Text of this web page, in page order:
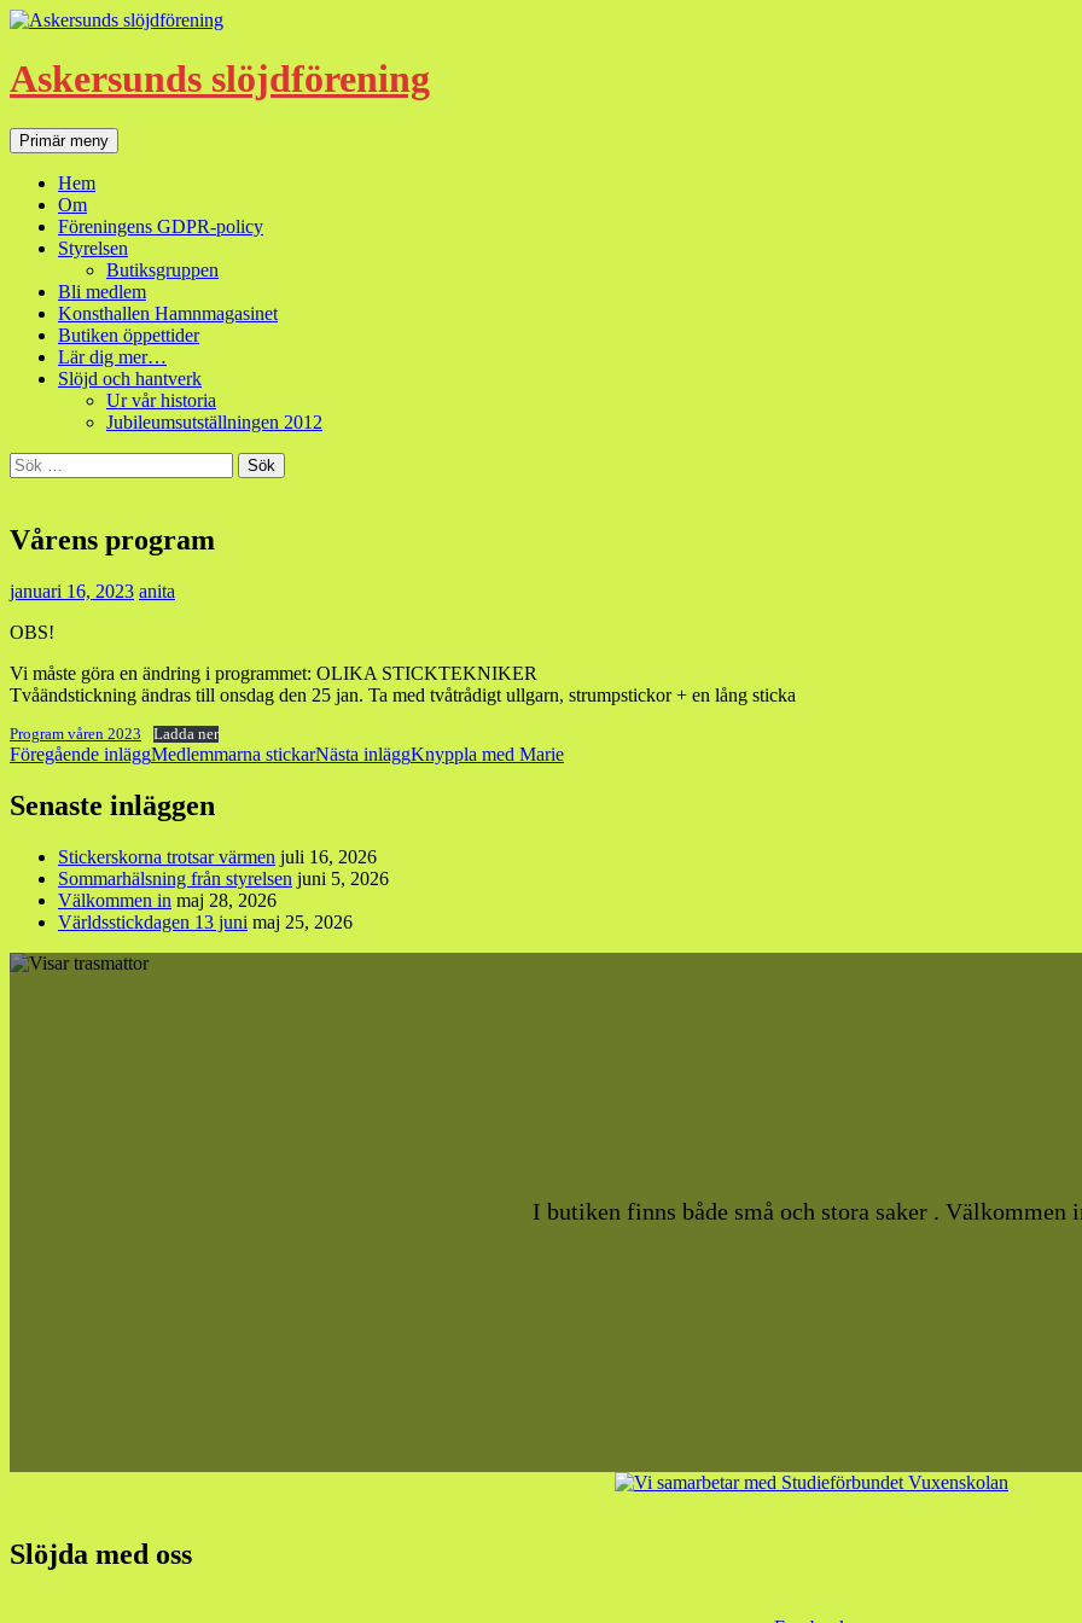
Hoppa
innehåll
Askersunds slöjdförening
SökPrimär meny
Hem
Om
Föreningens GDPR-policy
Styrelsen
Butiksgruppen
Bli medlem
Konsthallen Hamnmagasinet
Butiken öppettider
Lär dig mer…
Slöjd och hantverk
Ur vår historia
Jubileumsutställningen 2012
Sök
efter:
Vårens program
januari 16, 2023 anita
OBS!
Vi måste göra en ändring i programmet: OLIKA STICKTEKNIKER
Tvåändstickning ändras till onsdag den 25 jan. Ta med tvåtrådigt ullgarn, strumpstickor + en lång sticka
Program våren 2023 Ladda ner
Inläggsnavigering
Föregående inläggMedlemmarna stickarNästa inläggKnyppla med Marie
Senaste inläggen
Stickerskorna trotsar värmen juli 16, 2026
Sommarhälsning från styrelsen juni 5, 2026
Välkommen in maj 28, 2026
Världsstickdagen 13 juni maj 25, 2026
I butiken finns både små och stora saker . Välkommen
Slöjda med oss